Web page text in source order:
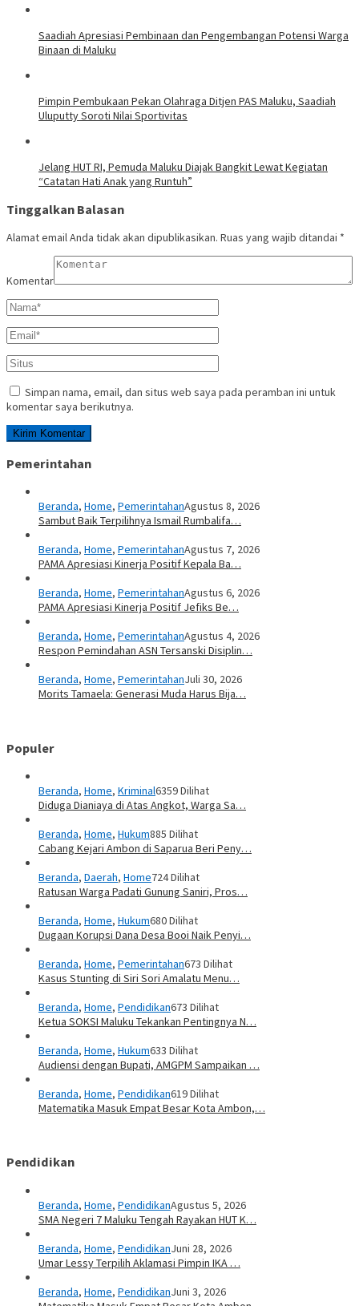
Saadiah Apresiasi Pembinaan dan Pengembangan Potensi Warga
Binaan di Maluku
Pimpin Pembukaan Pekan Olahraga Ditjen PAS Maluku, Saadiah
Uluputty Soroti Nilai Sportivitas
Jelang HUT RI, Pemuda Maluku Diajak Bangkit Lewat Kegiatan
“Catatan Hati Anak yang Runtuh”
Tinggalkan Balasan
Alamat email Anda tidak akan dipublikasikan. Ruas yang wajib ditandai *
Komentar
Simpan nama, email, dan situs web saya pada peramban ini untuk
komentar saya berikutnya.
Pemerintahan
Beranda, Home, PemerintahanAgustus 8, 2026
Sambut Baik Terpilihnya Ismail Rumbalifa…
Beranda, Home, PemerintahanAgustus 7, 2026
PAMA Apresiasi Kinerja Positif Kepala Ba…
Beranda, Home, PemerintahanAgustus 6, 2026
PAMA Apresiasi Kinerja Positif Jefiks Be…
Beranda, Home, PemerintahanAgustus 4, 2026
Respon Pemindahan ASN Tersanski Disiplin…
Beranda, Home, PemerintahanJuli 30, 2026
Morits Tamaela: Generasi Muda Harus Bija…
Populer
Beranda, Home, Kriminal6359 Dilihat
Diduga Dianiaya di Atas Angkot, Warga Sa…
Beranda, Home, Hukum885 Dilihat
Cabang Kejari Ambon di Saparua Beri Peny…
Beranda, Daerah, Home724 Dilihat
Ratusan Warga Padati Gunung Saniri, Pros…
Beranda, Home, Hukum680 Dilihat
Dugaan Korupsi Dana Desa Booi Naik Penyi…
Beranda, Home, Pemerintahan673 Dilihat
Kasus Stunting di Siri Sori Amalatu Menu…
Beranda, Home, Pendidikan673 Dilihat
Ketua SOKSI Maluku Tekankan Pentingnya N…
Beranda, Home, Hukum633 Dilihat
Audiensi dengan Bupati, AMGPM Sampaikan …
Beranda, Home, Pendidikan619 Dilihat
Matematika Masuk Empat Besar Kota Ambon,…
Pendidikan
Beranda, Home, PendidikanAgustus 5, 2026
SMA Negeri 7 Maluku Tengah Rayakan HUT K…
Beranda, Home, PendidikanJuni 28, 2026
Umar Lessy Terpilih Aklamasi Pimpin IKA …
Beranda, Home, PendidikanJuni 3, 2026